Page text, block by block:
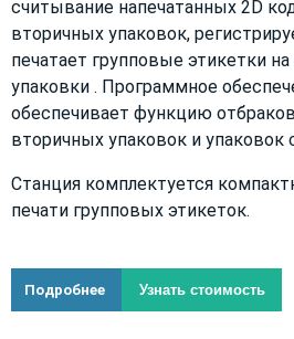
считывание напечатанных 2D
вторичных упаковок,
печатает групповые этикетки
упаковки . Программное
обеспечивает функцию
вторичных упаковок и
Станция комплектуется
печати групповых этикеток.
Подробнее Узнать стоимость